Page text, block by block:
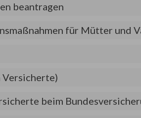
beantragen
für Mütter und
beim